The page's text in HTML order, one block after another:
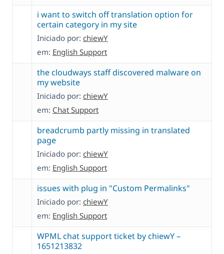
i want to switch off translation option for
certain category in my site
Iniciado por: chiewY
em: English Support
the cloudways staff discovered malware on
my website
Iniciado por: chiewY
em: Chat Support
breadcrumb partly missing in translated
page
Iniciado por: chiewY
em: English Support
issues with plug in "Custom Permalinks"
Iniciado por: chiewY
em: English Support
WPML chat support ticket by chiewY –
1651213832